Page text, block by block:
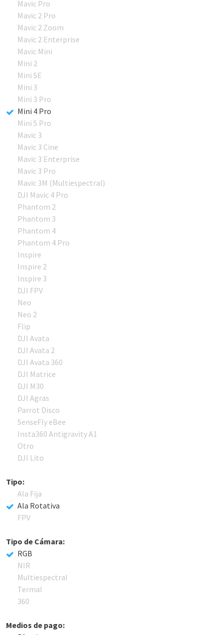
Mavic Pro
Mavic 2 Pro
Mavic 2 Zoom
Mavic 2 Enterprise
Mavic Mini
Mini 2
Mini SE
Mini 3
Mini 3 Pro
Mini 4 Pro
Mini 5 Pro
Mavic 3
Mavic 3 Cine
Mavic 3 Enterprise
Mavic 3 Pro
Mavic 3M (Multiespectral)
DJI Mavic 4 Pro
Phantom 2
Phantom 3
Phantom 4
Phantom 4 Pro
Inspire
Inspire 2
Inspire 3
DJI FPV
Neo
Neo 2
Flip
DJI Avata
DJI Avata 2
DJI Avata 360
DJI Matrice
DJI M30
DJI Agras
Parrot Disco
SenseFly eBee
Insta360 Antigravity A1
Otro
DJI Lito
Tipo:
Ala Fija
Ala Rotativa
FPV
Tipo de Cámara:
RGB
NIR
Multiespectral
Termal
360
Medios de pago: